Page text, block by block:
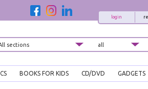
login
BOOKS FOR KIDS CD/DVD GADGETS